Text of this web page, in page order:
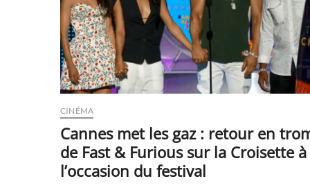
CINÉMA
Cannes met les gaz : retour en
de Fast & Furious sur la Croisette à
l’occasion du festival